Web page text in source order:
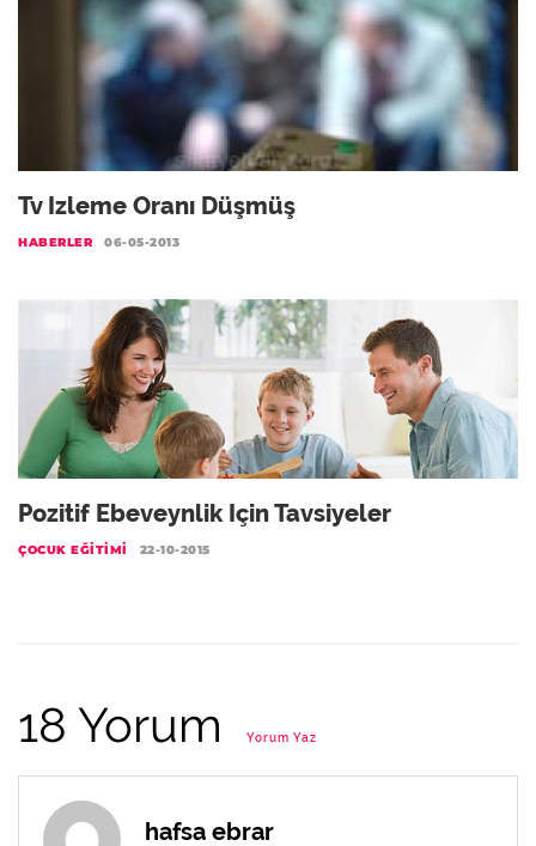
Tv Izleme Oranı Düşmüş
HABERLER 06-05-2013
Pozitif Ebeveynlik Için Tavsiyeler
ÇOCUK EĞITIMI 22-10-2015
18 Yorum Yorum Yaz
hafsa ebrar